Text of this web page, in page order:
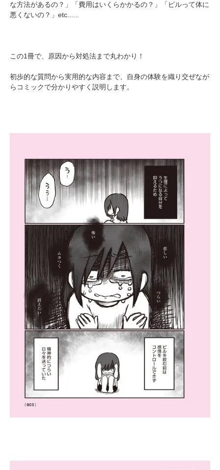
な方法があるの？」「費用はいくらかかるの？」「ピルって体に
悪くないの？」etc......
この1冊で、原因から対処法まで丸わかり！
初歩的な質問から実用的な内容まで、自身の体験を織り交ぜなが
らコミックで分かりやすく説明します。